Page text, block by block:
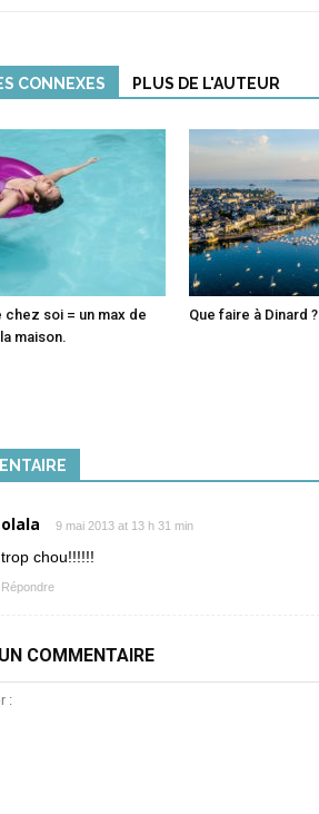
CONNEXES PLUS DE L'AUTEUR
chez soi = un max de
maison.
Que faire à Dinard ?
olala 9 mai 2013 at 13 h 31 min
trop chou!!!!!!
Répondre
COMMENTAIRE